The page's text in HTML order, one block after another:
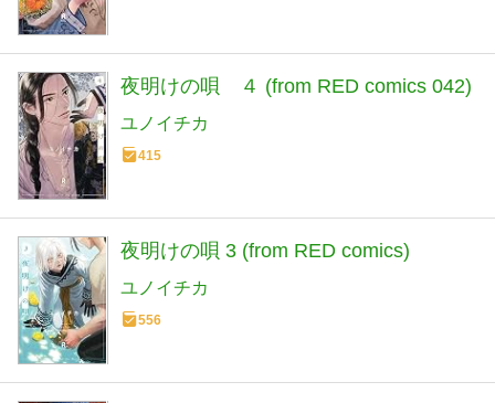
夜明けの唄 ４ (from RED comics 042)
ユノイチカ
415
夜明けの唄 3 (from RED comics)
ユノイチカ
556